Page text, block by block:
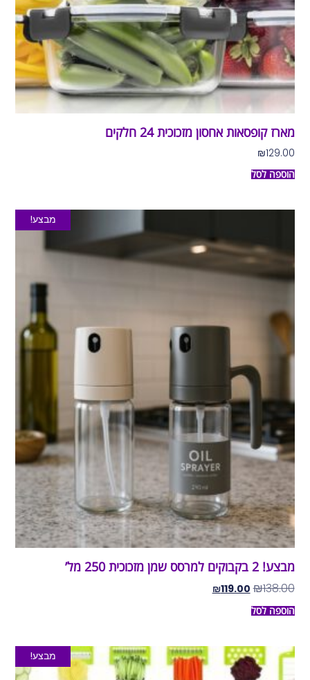
מארז קופסאות אחסון מזכוכית 24 חלקים
₪129.00
הוספה לסל
מבצע!
מבצע! 2 בקבוקים למרסס שמן מזכוכית 250 מל’
₪138.00
₪119.00
הוספה לסל
מבצע!